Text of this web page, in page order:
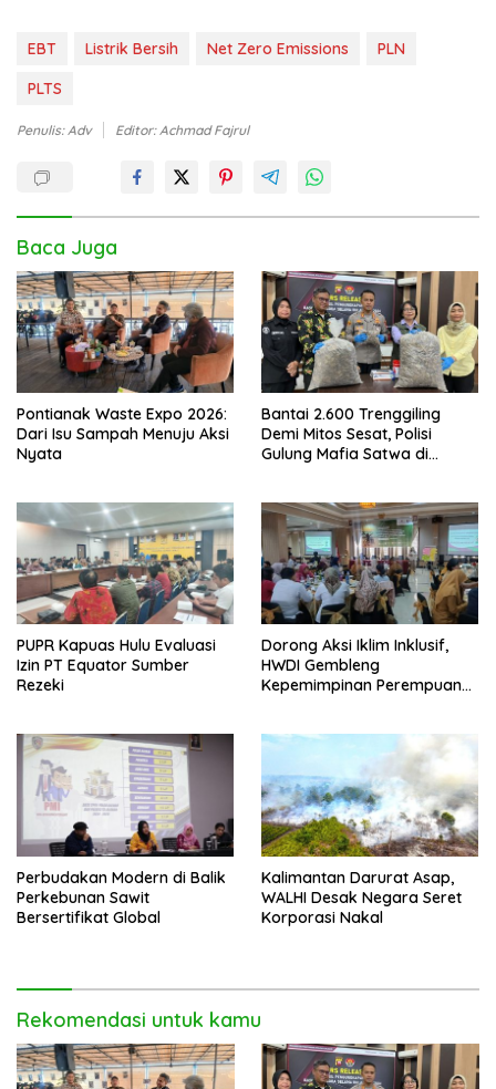
EBT Listrik Bersih Net Zero Emissions
PLN
PLTS
Penulis: Adv Editor: Achmad Fajrul
Baca Juga
Pontianak Waste Expo 2026:
Dari Isu Sampah Menuju Aksi
Nyata
Bantai 2.600 Trenggiling
Demi Mitos Sesat, Polisi
Gulung Mafia Satwa di
PUPR Kapuas Hulu Evaluasi
Izin PT Equator Sumber
Rezeki
Dorong Aksi Iklim Inklusif,
HWDI Gembleng
Kepemimpinan Perempuan
Perbudakan Modern di Balik
Perkebunan Sawit
Bersertifikat Global
Kalimantan Darurat Asap,
WALHI Desak Negara Seret
Korporasi Nakal
Rekomendasi untuk kamu